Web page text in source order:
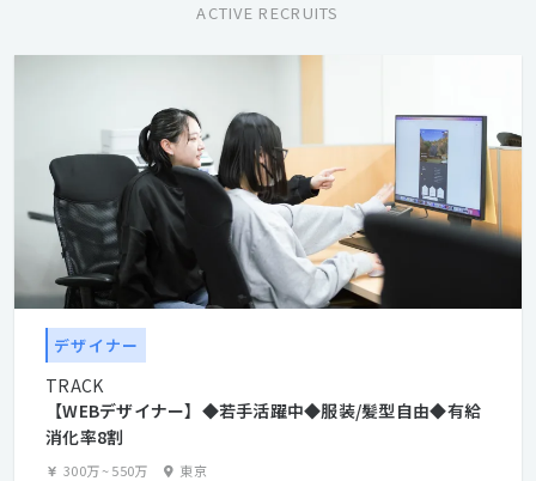
ACTIVE RECRUITS
デザイナー
TRACK
【WEBデザイナー】◆若手活躍中◆服装/髪型自由◆有給
消化率8割
300万~550万 東京